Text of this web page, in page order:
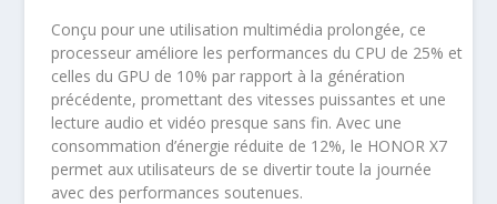
Conçu pour une utilisation multimédia prolongée, ce
processeur améliore les performances du CPU de 25% et
celles du GPU de 10% par rapport à la génération
précédente, promettant des vitesses puissantes et une
lecture audio et vidéo presque sans fin. Avec une
consommation d’énergie réduite de 12%, le HONOR X7
permet aux utilisateurs de se divertir toute la journée
avec des performances soutenues.